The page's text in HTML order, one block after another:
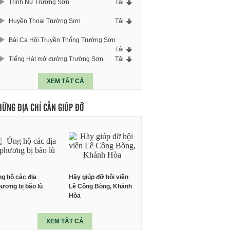
Trinh Nữ Trường Sơn Tải
Huyền Thoại Trường Sơn Tải
Bài Ca Hội Truyền Thống Trường Sơn
Tải
Tiếng Hát mở đường Trường Sơn
Tải
XEM TẤT CẢ
ĐỊA CHỈ CẦN GIÚP ĐỠ
hộ các địa
bị bão lũ
Hãy giúp đỡ hội viên
Lê Công Bòng, Khánh
Hòa
XEM TẤT CẢ